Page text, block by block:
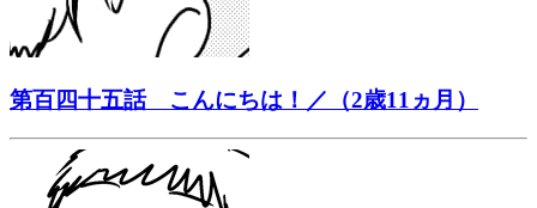
第百四十五話 こんにちは！／（2歳11ヵ月）